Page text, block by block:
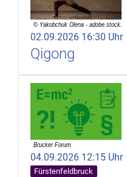
02.09.2026 16:30 Uhr
Qigong
04.09.2026 12:15 Uhr
Fürstenfeldbruck